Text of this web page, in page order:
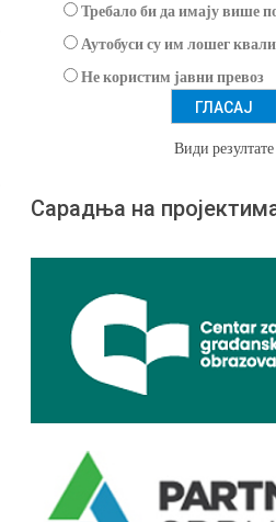
Требало би да имају више
Аутобуси су им лошег
Не користим јавни превоз
Види резултате
Сарадња на